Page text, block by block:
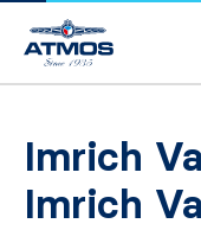
Imrich
Imrich